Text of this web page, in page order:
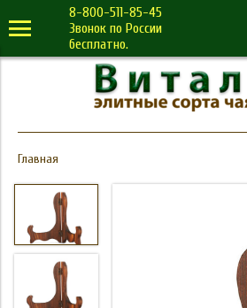
8-800-511-85-45
Звонок по России
бесплатно.
Главная